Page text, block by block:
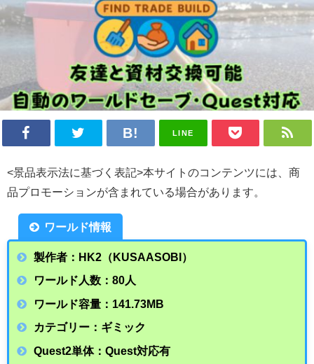
LINE
<景品表示法に基づく表記>本サイトのコンテンツには、商
品プロモーションが含まれている場合があります。
ワールド情報
製作者：HK2（KUSAASOBI）
ワールド人数：80人
ワールド容量：141.73MB
カテゴリー：ギミック
Quest2単体：Quest対応有